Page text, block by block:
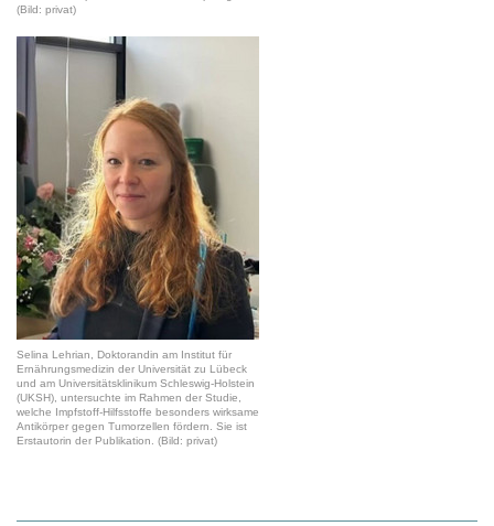
(Bild: privat)
Selina Lehrian, Doktorandin am Institut für
Ernährungsmedizin der Universität zu Lübeck
und am Universitätsklinikum Schleswig-Holstein
(UKSH), untersuchte im Rahmen der Studie,
welche Impfstoff-Hilfsstoffe besonders wirksame
Antikörper gegen Tumorzellen fördern. Sie ist
Erstautorin der Publikation. (Bild: privat)